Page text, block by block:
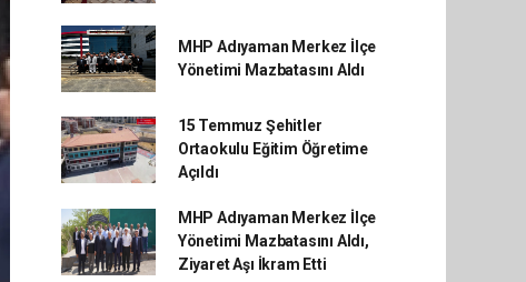
MHP Adıyaman Merkez İlçe
Yönetimi Mazbatasını Aldı
15 Temmuz Şehitler
Ortaokulu Eğitim Öğretime
Açıldı
MHP Adıyaman Merkez İlçe
Yönetimi Mazbatasını Aldı,
Ziyaret Aşı İkram Etti